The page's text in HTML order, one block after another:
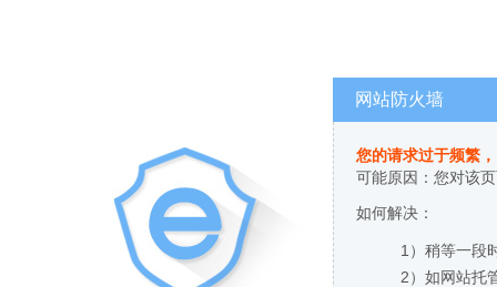
网站防火墙
您的请求过于频繁
可能原因：您对该
如何解决：
1）稍等一段
2）如网站托